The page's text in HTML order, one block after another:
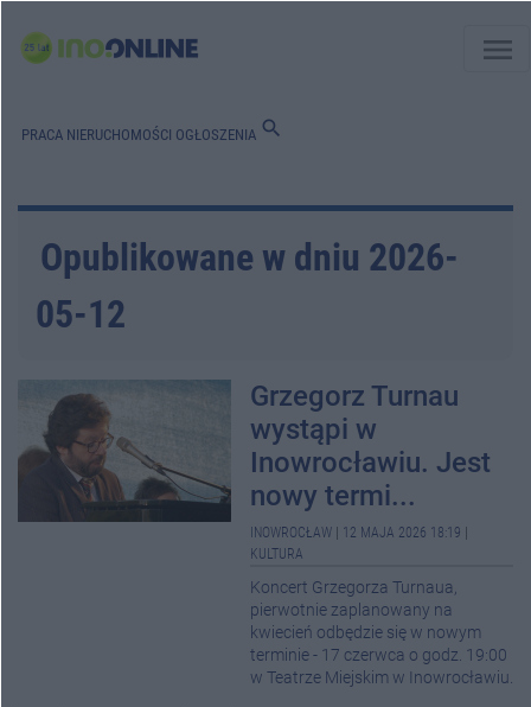
menu
PRACA NIERUCHOMOŚCI OGŁOSZENIA search
Opublikowane w dniu 2026-
05-12
Grzegorz Turnau
wystąpi w
Inowrocławiu. Jest
nowy termi...
INOWROCŁAW 12 MAJA 2026 18:19
KULTURA
Koncert Grzegorza Turnaua,
pierwotnie zaplanowany na
kwiecień odbędzie się w nowym
terminie - 17 czerwca o godz. 19:00
w Teatrze Miejskim w Inowrocławiu.